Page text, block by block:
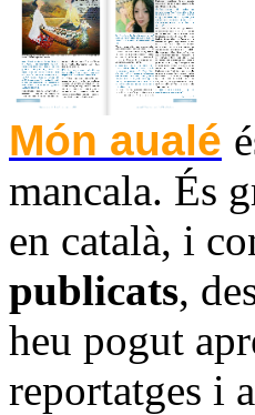
Món aualé
mancala. És
en català, i
publicats,
heu pogut
reportatges i